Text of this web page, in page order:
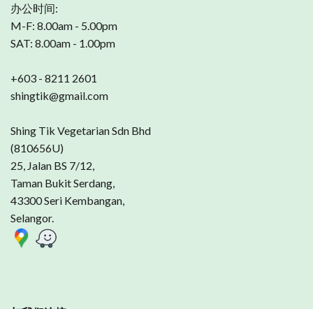
办公时间:
M-F: 8.00am - 5.00pm
SAT: 8.00am - 1.00pm
+603 - 8211 2601
shingtik@gmail.com
Shing Tik Vegetarian Sdn Bhd
(810656U)
25, Jalan BS 7/12,
Taman Bukit Serdang,
43300 Seri Kembangan,
Selangor.